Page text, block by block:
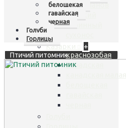
магелланов
андский
куринный
Казарки
+
краснозобая
канадская
белощекая
гавайская
черная
Голуби
Горлицы
Птичий питомник